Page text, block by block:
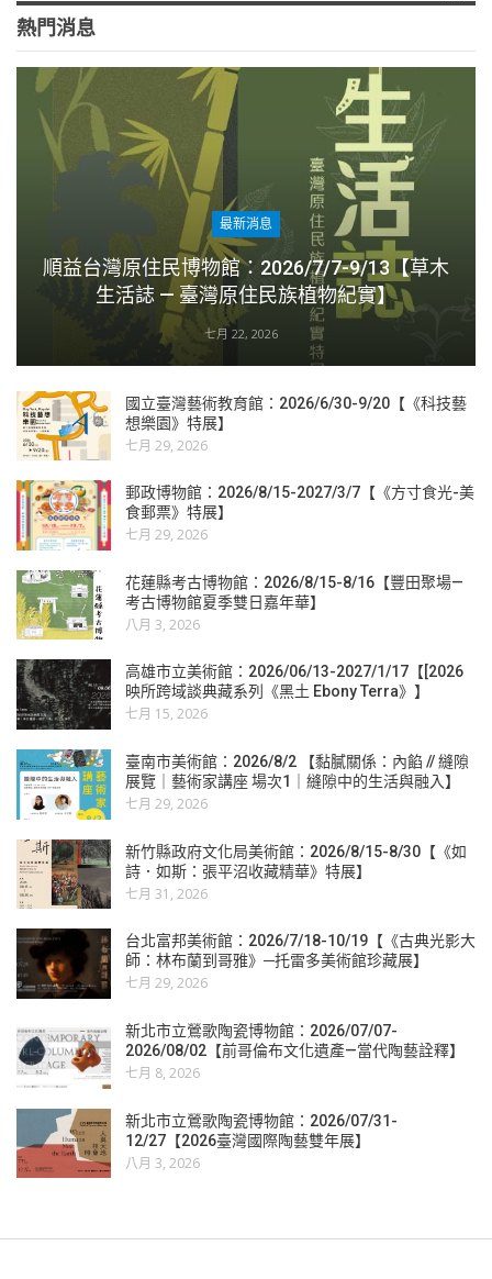
熱門消息
最新消息
順益台灣原住民博物館：2026/7/7-9/13【草木
生活誌 — 臺灣原住民族植物紀實】
七月 22, 2026
國立臺灣藝術教育館：2026/6/30-9/20【《科技藝
想樂園》特展】
七月 29, 2026
郵政博物館：2026/8/15-2027/3/7【《方寸食光-美
食郵票》特展】
七月 29, 2026
花蓮縣考古博物館：2026/8/15-8/16【豐田聚場—
考古博物館夏季雙日嘉年華】
八月 3, 2026
高雄市立美術館：2026/06/13-2027/1/17【[2026
映所跨域談典藏系列《黑土 Ebony Terra》】
七月 15, 2026
臺南市美術館：2026/8/2 【黏膩關係：內餡 // 縫隙
展覽｜藝術家講座 場次1｜縫隙中的生活與融入】
七月 29, 2026
新竹縣政府文化局美術館：2026/8/15-8/30【《如
詩．如斯：張平沼收藏精華》特展】
七月 31, 2026
台北富邦美術館：2026/7/18-10/19【《古典光影大
師：林布蘭到哥雅》─托雷多美術館珍藏展】
七月 29, 2026
新北市立鶯歌陶瓷博物館：2026/07/07-
2026/08/02【前哥倫布文化遺產—當代陶藝詮釋】
七月 8, 2026
新北市立鶯歌陶瓷博物館：2026/07/31-
12/27【2026臺灣國際陶藝雙年展】
八月 3, 2026